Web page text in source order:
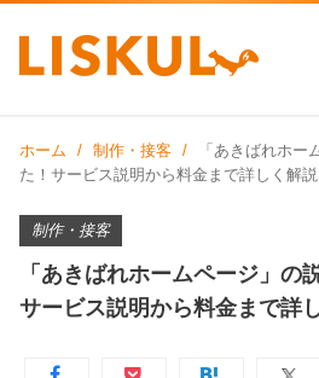
ホーム 制作・接客
「あきばれホー
た！サービス説明から料金まで詳しく解説
制作・接客
「あきばれホームページ」の
サービス説明から料金まで詳